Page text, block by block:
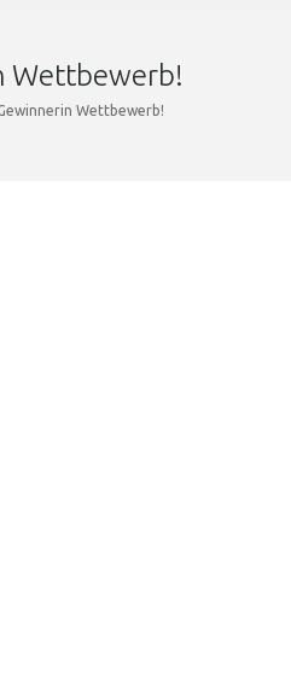
Wettbewerb!
hier: Wettbewerb!